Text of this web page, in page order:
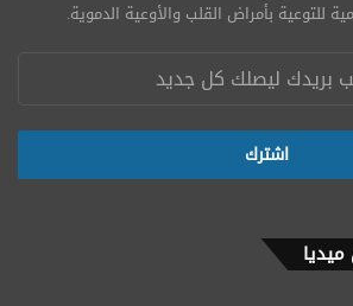
للتوعية بأمراض القلب والأوعية الدموية.